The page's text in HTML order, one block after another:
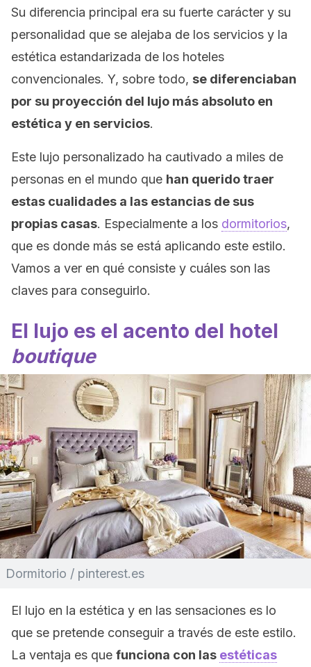
Su diferencia principal era su fuerte carácter y su
personalidad que se alejaba de los servicios y la
estética estandarizada de los hoteles
convencionales. Y, sobre todo, se diferenciaban
por su proyección del lujo más absoluto en
estética y en servicios.
Este lujo personalizado ha cautivado a miles de
personas en el mundo que han querido traer
estas cualidades a las estancias de sus
propias casas. Especialmente a los dormitorios,
que es donde más se está aplicando este estilo.
Vamos a ver en qué consiste y cuáles son las
claves para conseguirlo.
El lujo es el acento del hotel
boutique
Dormitorio / pinterest.es
El lujo en la estética y en las sensaciones es lo
que se pretende conseguir a través de este estilo.
La ventaja es que funciona con las estéticas